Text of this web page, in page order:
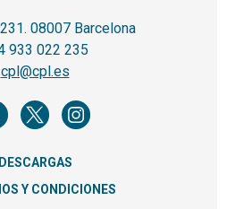
08007 Barcelona
933 022 235
cpl@cpl.es
DESCARGAS
Y CONDICIONES